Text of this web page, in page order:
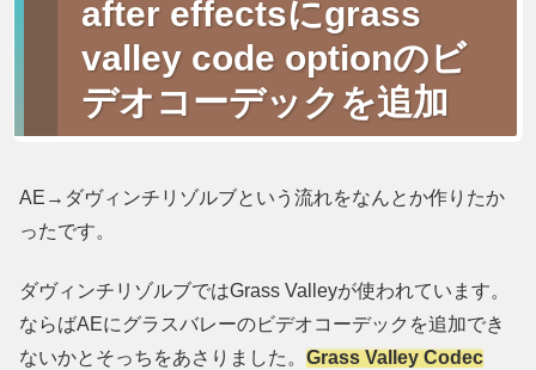
after effectsにgrass
valley code optionのビ
デオコーデックを追加
AE→ダヴィンチリゾルブという流れをなんとか作りたか
ったです。
ダヴィンチリゾルブではGrass Valleyが使われています。
ならばAEにグラスバレーのビデオコーデックを追加でき
ないかとそっちをあさりました。 Grass Valley Codec